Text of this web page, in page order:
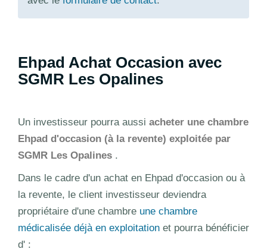
Ehpad Achat Occasion avec
SGMR Les Opalines
Un investisseur pourra aussi acheter une chambre
Ehpad d'occasion (à la revente) exploitée par
SGMR Les Opalines .
Dans le cadre d'un achat en Ehpad d'occasion ou à
la revente, le client investisseur deviendra
propriétaire d'une chambre une chambre
médicalisée déjà en exploitation et pourra bénéficier
d' :